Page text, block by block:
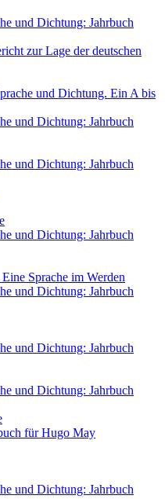
und Dichtung: Jahrbuch
zur Lage der deutschen
und Dichtung. Ein A bis
und Dichtung: Jahrbuch
und Dichtung: Jahrbuch
und Dichtung: Jahrbuch
Sprache im Werden
und Dichtung: Jahrbuch
und Dichtung: Jahrbuch
und Dichtung: Jahrbuch
für Hugo May
und Dichtung: Jahrbuch